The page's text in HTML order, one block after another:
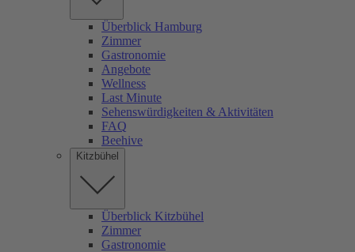
Überblick Hamburg
Zimmer
Gastronomie
Angebote
Wellness
Last Minute
Sehenswürdigkeiten & Aktivitäten
FAQ
Beehive
Kitzbühel
Überblick Kitzbühel
Zimmer
Gastronomie